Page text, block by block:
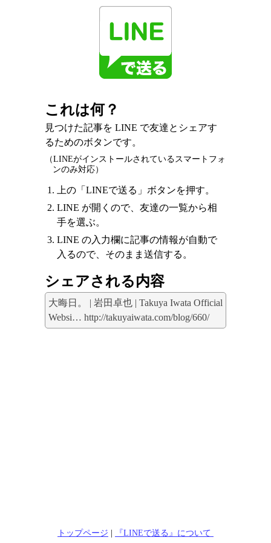
これは何？
見つけた記事を LINE で友達とシェアす
るためのボタンです。
（LINEがインストールされているスマートフォ
ンのみ対応）
上の「LINEで送る」ボタンを押す。
LINE が開くので、友達の一覧から相
手を選ぶ。
LINE の入力欄に記事の情報が自動で
入るので、そのまま送信する。
シェアされる内容
大晦日。 | 岩田卓也 | Takuya Iwata Official
Websi… http://takuyaiwata.com/blog/660/
トップページ | 『LINEで送る』について